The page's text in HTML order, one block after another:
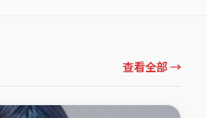
查看全部 →